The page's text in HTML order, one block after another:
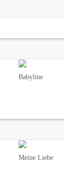
Babyline
Meine Liebe